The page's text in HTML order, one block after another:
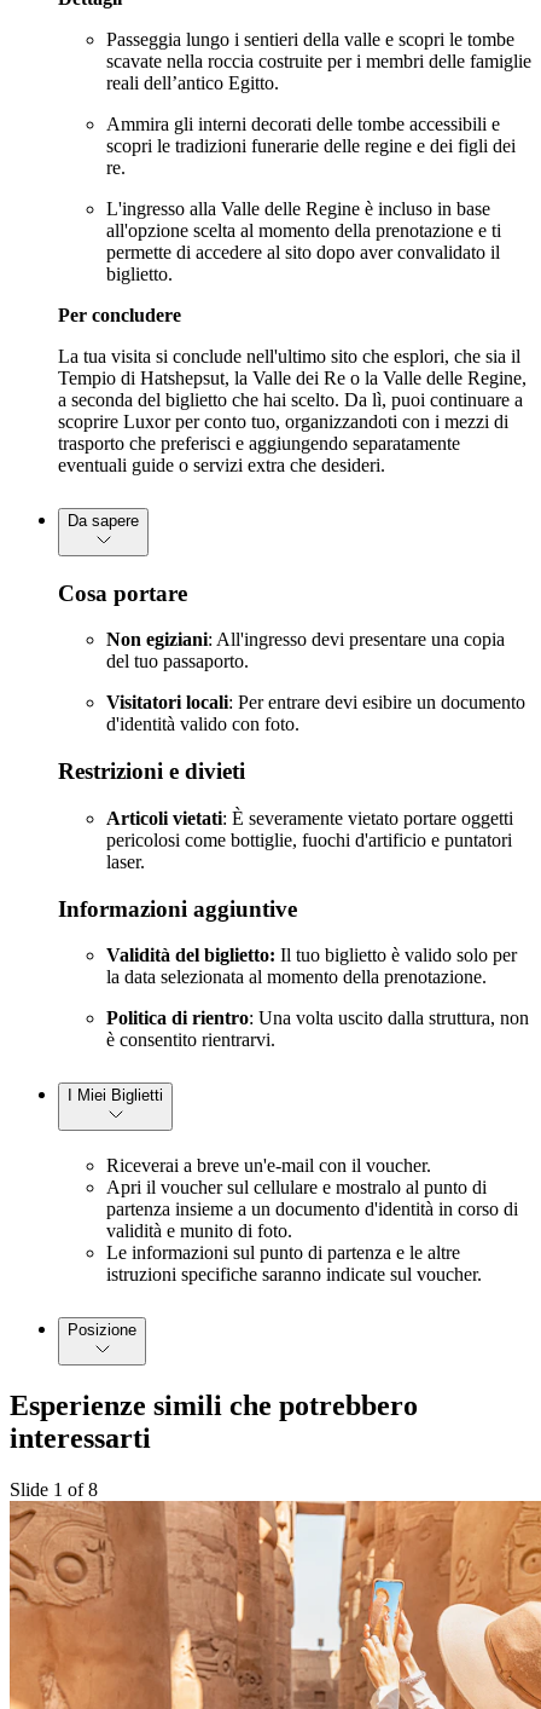
Passeggia lungo i sentieri della valle e scopri le tombe
scavate nella roccia costruite per i membri delle famiglie
reali dell’antico Egitto.
Ammira gli interni decorati delle tombe accessibili e
scopri le tradizioni funerarie delle regine e dei figli dei
re.
L'ingresso alla Valle delle Regine è incluso in base
all'opzione scelta al momento della prenotazione e ti
permette di accedere al sito dopo aver convalidato il
biglietto.
Per concludere
La tua visita si conclude nell'ultimo sito che esplori, che sia il
Tempio di Hatshepsut, la Valle dei Re o la Valle delle Regine,
a seconda del biglietto che hai scelto. Da lì, puoi continuare a
scoprire Luxor per conto tuo, organizzandoti con i mezzi di
trasporto che preferisci e aggiungendo separatamente
eventuali guide o servizi extra che desideri.
Da sapere
Cosa portare
Non egiziani: All'ingresso devi presentare una copia
del tuo passaporto.
Visitatori locali: Per entrare devi esibire un documento
d'identità valido con foto.
Restrizioni e divieti
Articoli vietati: È severamente vietato portare oggetti
pericolosi come bottiglie, fuochi d'artificio e puntatori
laser.
Informazioni aggiuntive
Validità del biglietto: Il tuo biglietto è valido solo per
la data selezionata al momento della prenotazione.
Politica di rientro: Una volta uscito dalla struttura, non
è consentito rientrarvi.
I Miei Biglietti
Riceverai a breve un'e-mail con il voucher.
Apri il voucher sul cellulare e mostralo al punto di
partenza insieme a un documento d'identità in corso di
validità e munito di foto.
Le informazioni sul punto di partenza e le altre
istruzioni specifiche saranno indicate sul voucher.
Posizione
Esperienze simili che potrebbero
interessarti
Slide 1 of 8